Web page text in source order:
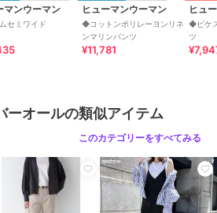
マンウーマン
セミワイド
ヒューマンウーマン
◆コットンポリレーヨンリネ
ンマリンパンツ
¥11,781
ヒュ
◆ピケ
ツ
ーオールの類似アイテム
このカテゴリーをすべてみる